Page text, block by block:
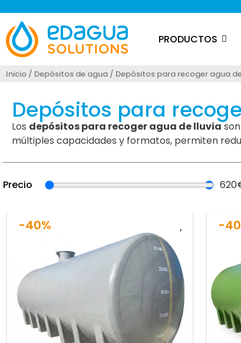
PRODUCTOS
Inicio / Depósitos de agua / Depósitos para recoger agua
Depósitos para
Los depósitos para recoger agua de lluviason
múltiples capacidades y formatos, permiten
Precio 620
-40% -